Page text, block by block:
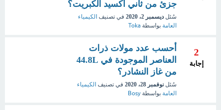
جزئ من ثاني أكسيد الكبريت؟
سُئل ديسمبر 2، 2020 في تصنيف الكيمياء
العامة بواسطة Toka
2
إجابة
أحسب عدد مولات ذرات
العناصر الموجودة في 44.8L
من غاز النشادر؟
سُئل نوفمبر 28، 2020 في تصنيف الكيمياء
العامة بواسطة Bosy